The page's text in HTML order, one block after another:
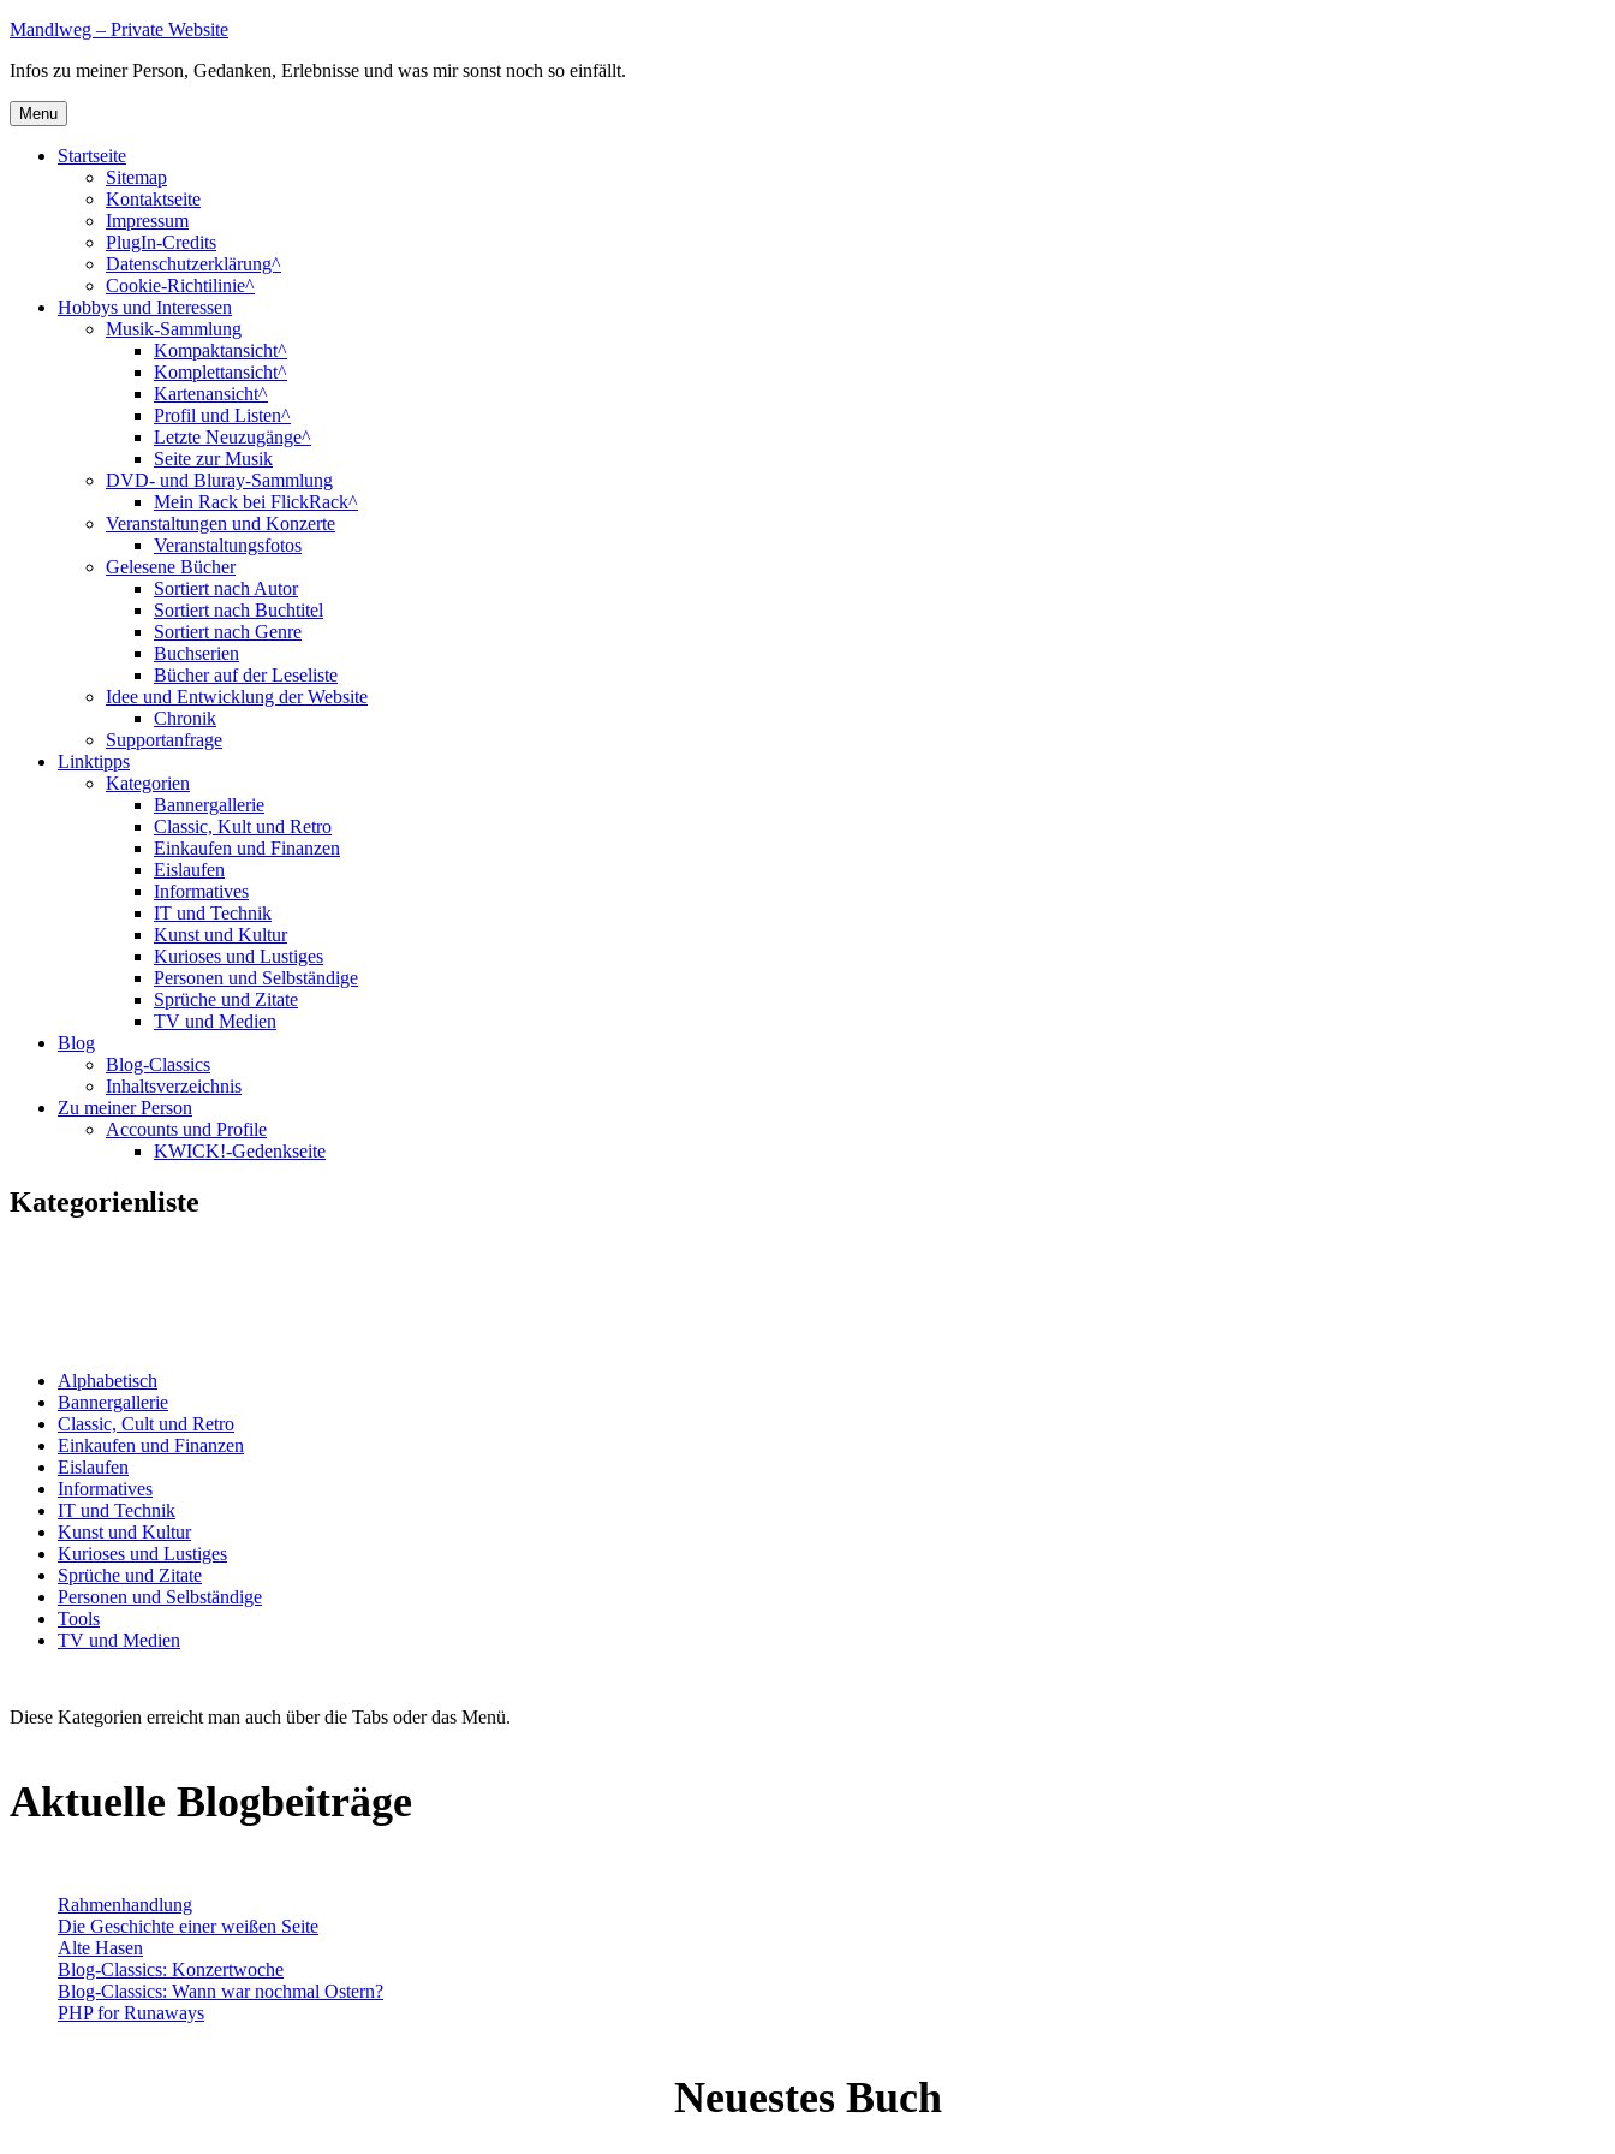
Skip
content
Mandlweg – Private Website
Infos zu meiner Person, Gedanken, Erlebnisse und was mir sonst noch so einfällt.
Menu
Startseite
Sitemap
Kontaktseite
Impressum
PlugIn-Credits
Datenschutzerklärung^
Cookie-Richtilinie^
Hobbys und Interessen
Musik-Sammlung
Kompaktansicht^
Komplettansicht^
Kartenansicht^
Profil und Listen^
Letzte Neuzugänge^
Seite zur Musik
DVD- und Bluray-Sammlung
Mein Rack bei FlickRack^
Veranstaltungen und Konzerte
Veranstaltungsfotos
Gelesene Bücher
Sortiert nach Autor
Sortiert nach Buchtitel
Sortiert nach Genre
Buchserien
Bücher auf der Leseliste
Idee und Entwicklung der Website
Chronik
Supportanfrage
Linktipps
Kategorien
Bannergallerie
Classic, Kult und Retro
Einkaufen und Finanzen
Eislaufen
Informatives
IT und Technik
Kunst und Kultur
Kurioses und Lustiges
Personen und Selbständige
Sprüche und Zitate
TV und Medien
Blog
Blog-Classics
Inhaltsverzeichnis
Zu meiner Person
Accounts und Profile
KWICK!-Gedenkseite
Kategorienliste
Alphabetisch
Bannergallerie
Classic, Cult und Retro
Einkaufen und Finanzen
Eislaufen
Informatives
IT und Technik
Kunst und Kultur
Kurioses und Lustiges
Sprüche und Zitate
Personen und Selbständige
Tools
TV und Medien
Diese Kategorien erreicht man auch über die Tabs oder das Menü.
Aktuelle Blogbeiträge
Rahmenhandlung
Die Geschichte einer weißen Seite
Alte Hasen
Blog-Classics: Konzertwoche
Blog-Classics: Wann war nochmal Ostern?
PHP for Runaways
Neuestes Buch